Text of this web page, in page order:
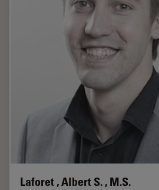
Laforet , Albert S. , M.S.